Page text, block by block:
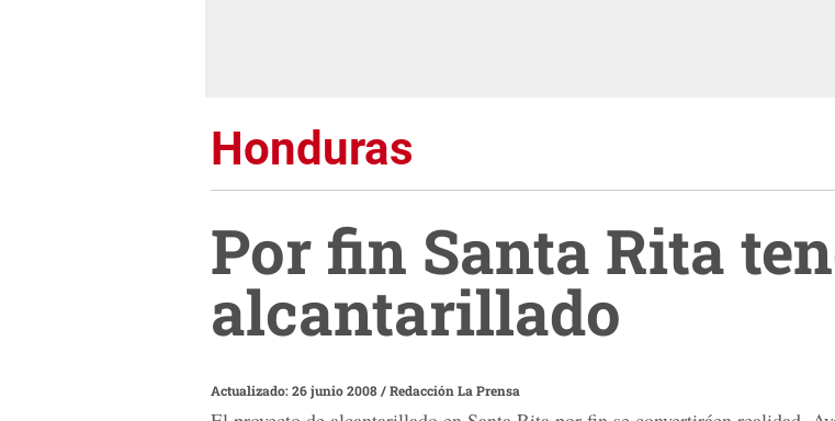
Honduras
Por fin Santa Rita
alcantarillado
Actualizado: 26 junio 2008/Redacción La Prensa